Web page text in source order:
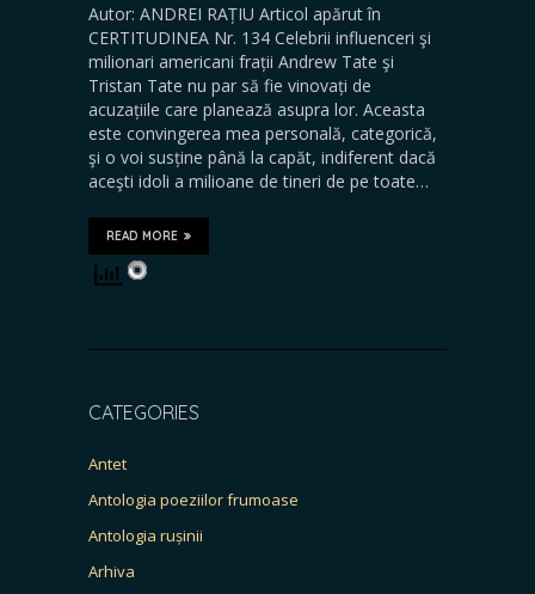
Autor: ANDREI RAȚIU Articol apărut în
CERTITUDINEA Nr. 134 Celebrii influenceri şi
milionari americani frații Andrew Tate şi
Tristan Tate nu par să fie vinovați de
acuzațiile care planează asupra lor. Aceasta
este convingerea mea personală, categorică,
şi o voi susține până la capăt, indiferent dacă
aceşti idoli a milioane de tineri de pe toate…
READ MORE
CATEGORIES
Antet
Antologia poeziilor frumoase
Antologia rușinii
Arhiva